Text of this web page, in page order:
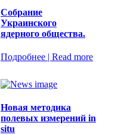
Cобрание
Украинского
ядерного общества.
Подробнее | Read more
Новая методика
полевых измерений in
situ